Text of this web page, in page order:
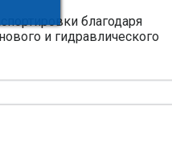
благодаря
и гидравлического